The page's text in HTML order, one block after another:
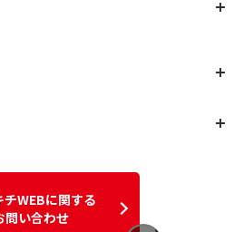
チWEBに関する
問い合わせ